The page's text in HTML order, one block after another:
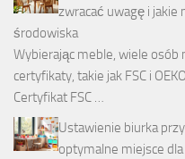
zwracać uwagę i jakie
środowiska
Wybierając meble, wiele osób
certyfikaty, takie jak FSC i
Certyfikat FSC …
Ustawienie biurka
optymalne miejsce